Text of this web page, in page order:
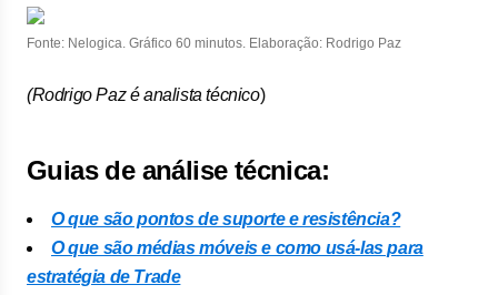
Fonte: Nelogica. Gráfico 60 minutos. Elaboração: Rodrigo Paz
(Rodrigo Paz é analista técnico)
Guias de análise técnica:
O que são pontos de suporte e resistência?
O que são médias móveis e como usá-las para
estratégia de Trade